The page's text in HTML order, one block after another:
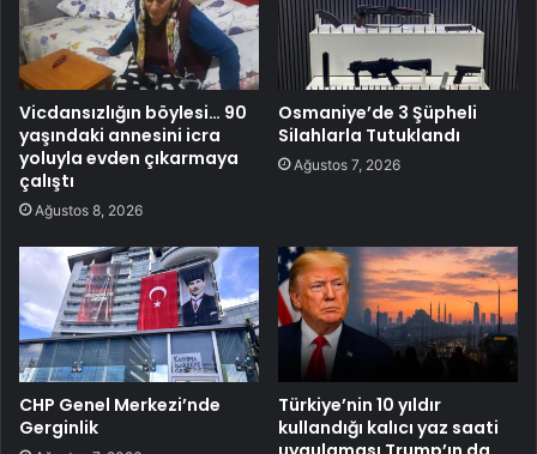
Vicdansızlığın böylesi… 90
yaşındaki annesini icra
yoluyla evden çıkarmaya
çalıştı
Ağustos 8, 2026
Osmaniye’de 3 Şüpheli
Silahlarla Tutuklandı
Ağustos 7, 2026
CHP Genel Merkezi’nde
Gerginlik
Türkiye’nin 10 yıldır
kullandığı kalıcı yaz saati